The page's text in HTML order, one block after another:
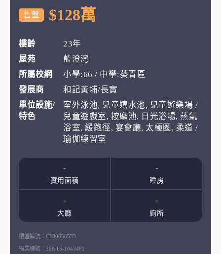
售盤 $128萬
樓齡
23年
屋苑
藍澄灣
所屬校網
小學:66 / 中學:葵青區
發展商
和記黃埔/長實
單位設施/
特色
室外泳池, 兒童嬉水池, 兒童遊樂場 /
兒童遊戲室, 按摩池, 日光浴場, 蒸氣
浴室, 緩跑徑, 宴會廳, 太極圈, 柔道 /
瑜伽練習室
-
實用面積
-
睡房
-
大廳
-
廁所
樓盤編號： CF80656533
物業編號： 28NTS-1043481